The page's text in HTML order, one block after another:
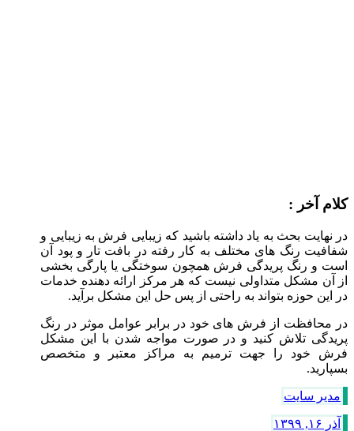
کلام آخر :
در نهایت بحث به یاد داشته باشید که زیبایی فرش به زیبایی و
شفافیت رنگ های مختلف به کار رفته در بافت تار و پود آن
است و رنگ پریدگی فرش همچون سوختگی یا پارگی بخشی
از آن مشکل متداولی نیست که هر مرکز ارائه دهنده خدمات
در این حوزه بتواند به راحتی از پس حل این مشکل برآید.
در محافظت از فرش های خود در برابر عوامل موثر در رنگ
پریدگی تلاش کنید و در صورت مواجه شدن با این مشکل
فرش خود را جهت ترمیم به مراکز معتبر و متخصص
بسپارید.
مدیر سایت
آذر ۱۶, ۱۳۹۹